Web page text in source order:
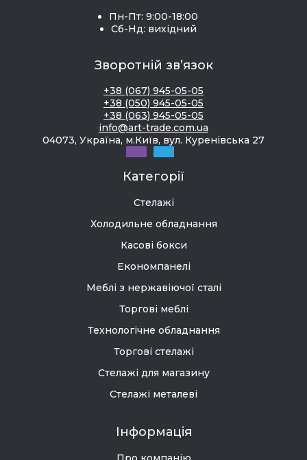
Пн-Пт: 9:00-18:00
Сб-Нд: вихідний
Зворотній зв’язок
+38 (067) 945-05-05
+38 (050) 945-05-05
+38 (063) 945-05-05
info@art-trade.com.ua
04073, Україна, м.Київ, вул. Куренівська 27
Категорії
Стелажі
Холодильне обладнання
Касові бокси
Економпанелі
Меблі з нержавіючої сталі
Торгові меблі
Технологічне обладнання
Торгові стелажі
Стелажі для магазину
Стелажі металеві
Інформація